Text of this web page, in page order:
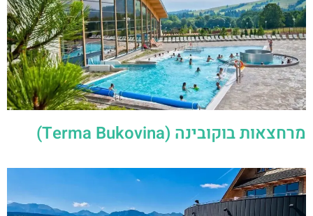
מרחצאות בוקובינה (Terma Bukovina)